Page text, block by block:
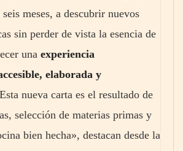
meses, a descubrir nuevos
sin perder de vista la esencia de
una experiencia
elaborada y
nueva carta es el resultado de
selección de materias primas y
bien hecha», destacan desde la